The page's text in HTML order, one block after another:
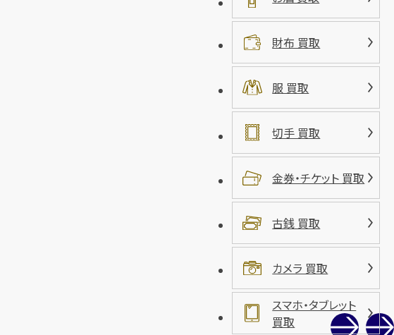
財布 買取
服 買取
切手 買取
金券・チケット 買取
古銭 買取
カメラ 買取
スマホ・タブレット
買取